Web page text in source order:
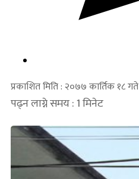
प्रकाशित मिति : २०७७ कार्तिक १८ गते
पढ्न लाग्ने समय : 1 मिनेट